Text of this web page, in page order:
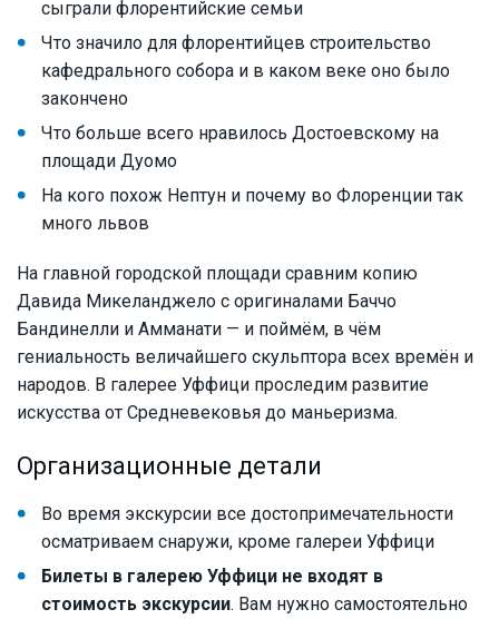
сыграли флорентийские семьи
Что значило для флорентийцев строительство
кафедрального собора и в каком веке оно было
закончено
Что больше всего нравилось Достоевскому на
площади Дуомо
На кого похож Нептун и почему во Флоренции так
много львов
На главной городской площади сравним копию
Давида Микеланджело с оригиналами Баччо
Бандинелли и Амманати — и поймём, в чём
гениальность величайшего скульптора всех времён и
народов. В галерее Уффици проследим развитие
искусства от Средневековья до маньеризма.
Организационные детали
Во время экскурсии все достопримечательности
осматриваем снаружи, кроме галереи Уффици
Билеты в галерею Уффици не входят в
стоимость экскурсии. Вам нужно самостоятельно